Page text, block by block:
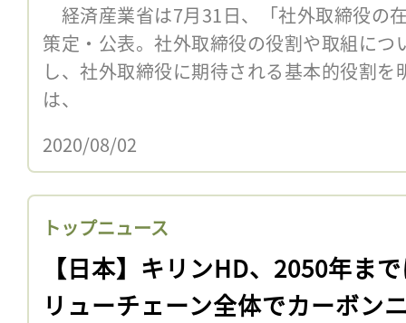
経済産業省は7月31日、「社外取締役の
策定・公表。社外取締役の役割や取組につ
し、社外取締役に期待される基本的役割
は、
2020/08/02
トップニュース
【日本】キリンHD、2050年ま
リューチェーン全体でカーボン